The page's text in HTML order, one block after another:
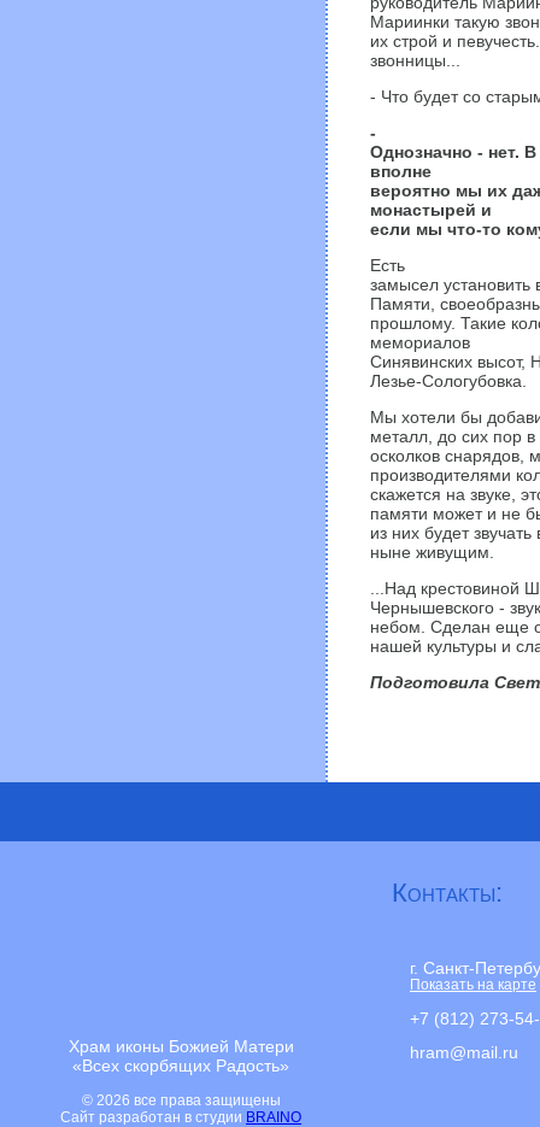
Мариинки такую
их строй и
звонницы...
- Что будет со
-
Однозначно - нет.
вполне
вероятно мы их
монастырей и
если мы что-то
Есть
замысел
Памяти,
прошлому. Такие
мемориалов
Синявинских высот,
Лезье-Сологубовка.
Мы хотели бы
металл, до сих пор
осколков снарядов,
производителями
скажется на звуке,
памяти может и не
из них будет
ныне живущим.
...Над крестовиной
Чернышевского -
небом. Сделан еще
нашей культуры и
Подготовила
Храм иконы Божией Матери
«Всех скорбящих Радость»
© 2026 все права защищены
Сайт разработан в студии BRAINO
Контакты:
г. Санкт-
Показать на карте
+7 (812) 273-
hram@mail.ru